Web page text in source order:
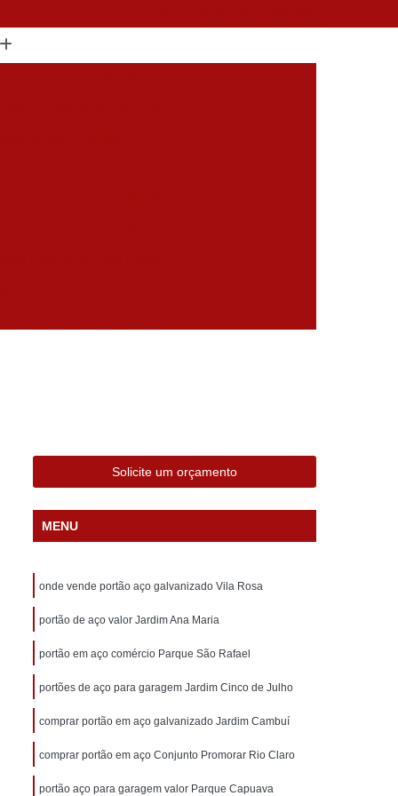
Grande São Paulo
Residencial
Porta Ferro Automática
Aço
Galvanizada
Comercial
Porta para Salão Comercial
de Correr
Porta de Aço de Enrolar
de Aço Forte
Porta de Aço Motorizada
Perfurada
Porta de Aço Reforçado
Porta Comércio Enrolar
Porta de Enrolar Galvanizada
Industrial
Solicite um orçamento
MENU
onde vende portão aço galvanizado Vila Rosa
portão de aço valor Jardim Ana Maria
portão em aço comércio Parque São Rafael
portões de aço para garagem Jardim Cinco de Julho
comprar portão em aço galvanizado Jardim Cambuí
comprar portão em aço Conjunto Promorar Rio Claro
portão aço para garagem valor Parque Capuava